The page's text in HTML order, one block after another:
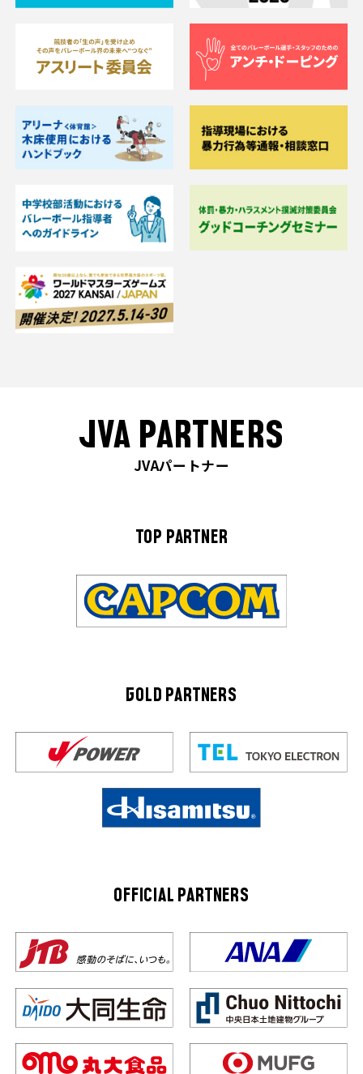
JVA PARTNERS
JVAパートナー
TOP PARTNER
GOLD PARTNERS
OFFICIAL PARTNERS